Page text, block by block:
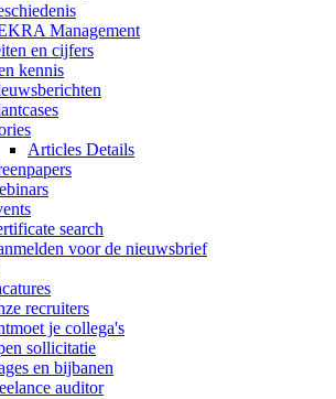
Management
en cijfers
kennis
Articles Details
search
voor de nieuwsbrief
recruiters
je collega's
sollicitatie
en bijbanen
auditor